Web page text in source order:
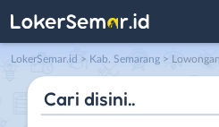
LokerSemar.id > Kab. Semarang >